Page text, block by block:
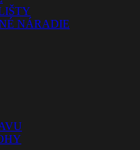
NÁRADIE